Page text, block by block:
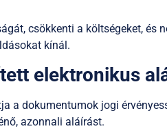
csökkenti a költségeket, és
kínál.
elektronikus
a dokumentumok jogi
azonnali aláírást.